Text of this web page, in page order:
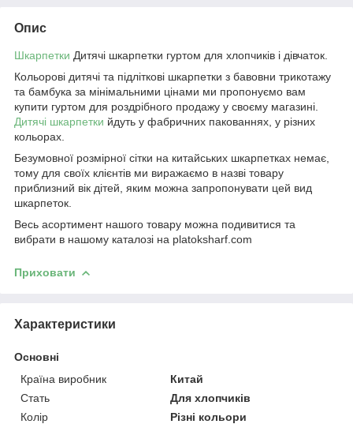
Опис
Шкарпетки Дитячі шкарпетки гуртом для хлопчиків і дівчаток.
Кольорові дитячі та підліткові шкарпетки з бавовни трикотажу
та бамбука за мінімальними цінами ми пропонуємо вам
купити гуртом для роздрібного продажу у своєму магазині.
Дитячі шкарпетки йдуть у фабричних пакованнях, у різних
кольорах.
Безумовної розмірної сітки на китайських шкарпетках немає,
тому для своїх клієнтів ми виражаємо в назві товару
приблизний вік дітей, яким можна запропонувати цей вид
шкарпеток.
Весь асортимент нашого товару можна подивитися та
вибрати в нашому каталозі на platoksharf.com
Приховати
Характеристики
Основні
Країна виробник
Китай
Стать
Для хлопчиків
Колір
Різні кольори